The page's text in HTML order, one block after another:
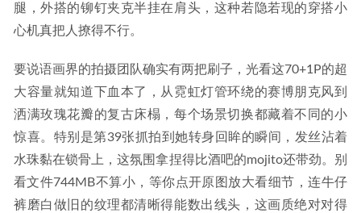
腿，外搭的铆钉夹克半挂在肩头，这种若隐若现的穿搭小
心机真把人撩得不行。
要说语画界的拍摄团队确实有两把刷子，光看这70+1P的超
大容量就知道下血本了，从霓虹灯管环绕的赛博朋克风到
洒满玫瑰花瓣的复古床榻，每个场景切换都藏着不同的小
惊喜。特别是第39张抓拍到她转身回眸的瞬间，发丝沾着
水珠黏在锁骨上，这氛围拿捏得比酒吧的mojito还带劲。别
看文件744MB不算小，等你点开原图放大看细节，连牛仔
裤磨白做旧的纹理都清晰得能数出线头，这画质绝对对得